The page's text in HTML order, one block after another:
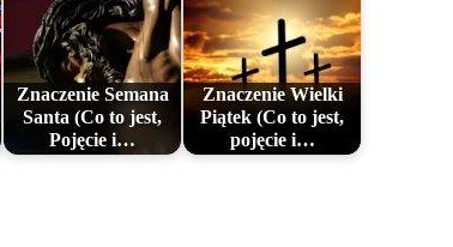
Znaczenie Semana
Santa (Co to jest,
Pojęcie i…
Znaczenie Wielki
Piątek (Co to jest,
pojęcie i…